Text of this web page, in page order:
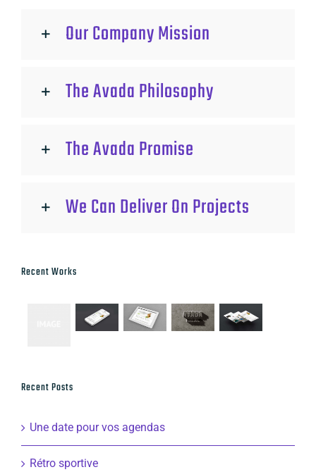
Our Company Mission
The Avada Philosophy
The Avada Promise
We Can Deliver On Projects
Recent Works
Recent Posts
Une date pour vos agendas
Rétro sportive